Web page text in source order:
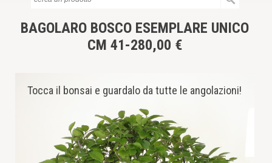
BAGOLARO BOSCOESEMPLARE UNICO
CM 41-280,00 €
Tocca il bonsai e guardalo da tutte le angolazioni!